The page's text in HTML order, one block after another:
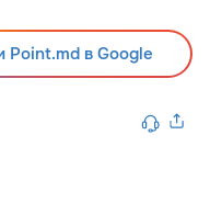
Point.md в Google